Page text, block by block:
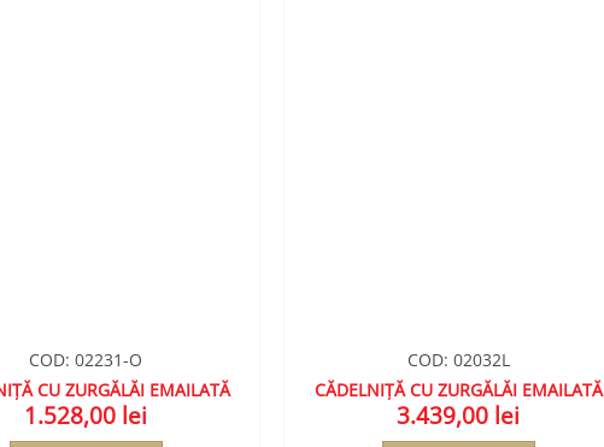
COD: 02231-O
CU ZURGĂLĂI EMAILATĂ
1.528,00 lei
COD: 02032L
CĂDELNIȚĂ CU ZURGĂLĂI EMAILATĂ
3.439,00 lei